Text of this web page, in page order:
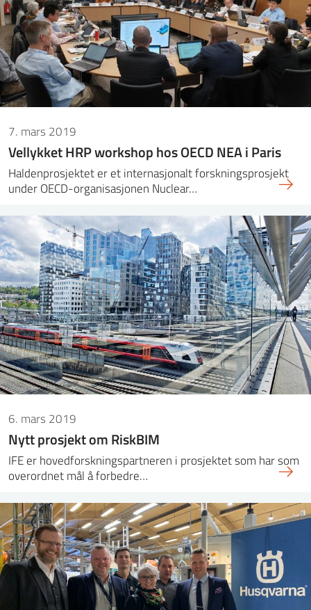
7. mars 2019
Vellykket HRP workshop hos OECD NEA i Paris
Haldenprosjektet er et internasjonalt forskningsprosjekt
under OECD-organisasjonen Nuclear…
6. mars 2019
Nytt prosjekt om RiskBIM
IFE er hovedforskningspartneren i prosjektet som har som
overordnet mål å forbedre…